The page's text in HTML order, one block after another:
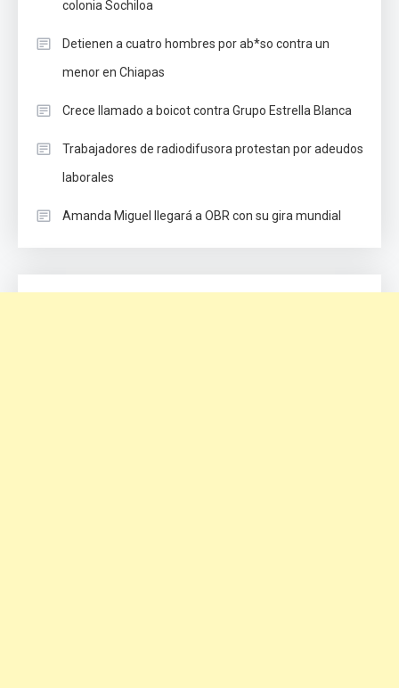
colonia Sochiloa
Detienen a cuatro hombres por ab*so contra un
menor en Chiapas
Crece llamado a boicot contra Grupo Estrella Blanca
Trabajadores de radiodifusora protestan por adeudos
laborales
Amanda Miguel llegará a OBR con su gira mundial